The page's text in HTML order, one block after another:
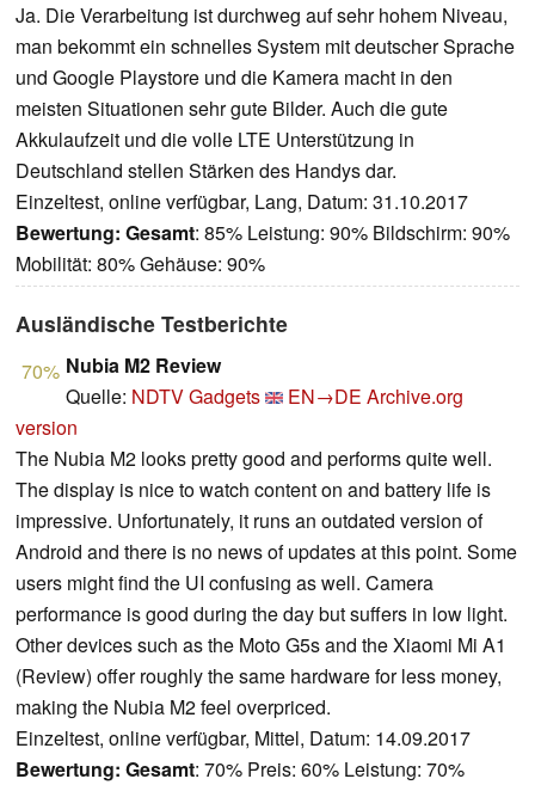
Ja. Die Verarbeitung ist durchweg auf sehr hohem Niveau,
man bekommt ein schnelles System mit deutscher Sprache
und Google Playstore und die Kamera macht in den
meisten Situationen sehr gute Bilder. Auch die gute
Akkulaufzeit und die volle LTE Unterstützung in
Deutschland stellen Stärken des Handys dar.
Einzeltest, online verfügbar, Lang, Datum: 31.10.2017
Bewertung: Gesamt: 85% Leistung: 90% Bildschirm: 90%
Mobilität: 80% Gehäuse: 90%
Ausländische Testberichte
70% Nubia M2 Review
Quelle: NDTV Gadgets EN→DE Archive.org
version
The Nubia M2 looks pretty good and performs quite well.
The display is nice to watch content on and battery life is
impressive. Unfortunately, it runs an outdated version of
Android and there is no news of updates at this point. Some
users might find the UI confusing as well. Camera
performance is good during the day but suffers in low light.
Other devices such as the Moto G5s and the Xiaomi Mi A1
(Review) offer roughly the same hardware for less money,
making the Nubia M2 feel overpriced.
Einzeltest, online verfügbar, Mittel, Datum: 14.09.2017
Bewertung: Gesamt: 70% Preis: 60% Leistung: 70%